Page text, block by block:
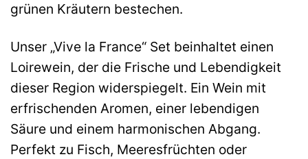
grünen Kräutern bestechen.
Unser „Vive la France“ Set beinhaltet einen
Loirewein, der die Frische und Lebendigkeit
dieser Region widerspiegelt. Ein Wein mit
erfrischenden Aromen, einer lebendigen
Säure und einem harmonischen Abgang.
Perfekt zu Fisch, Meeresfrüchten oder